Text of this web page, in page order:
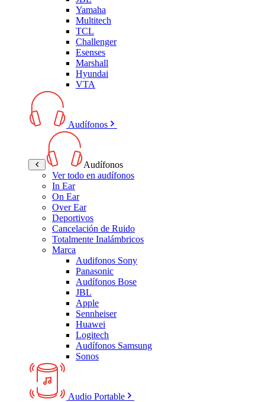
Yamaha
Multitech
TCL
Challenger
Esenses
Marshall
Hyundai
VTA
Audífonos
Audífonos
Ver todo en audífonos
In Ear
On Ear
Over Ear
Deportivos
Cancelación de Ruido
Totalmente Inalámbricos
Marca
Audifonos Sony
Panasonic
Audífonos Bose
JBL
Apple
Sennheiser
Huawei
Logitech
Audífonos Samsung
Sonos
Audio Portable